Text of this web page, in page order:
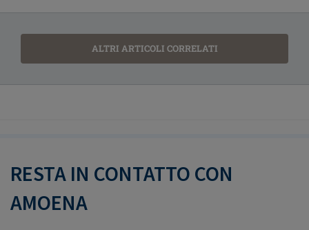
ALTRI ARTICOLI CORRELATI
RESTA IN CONTATTO CON
AMOENA